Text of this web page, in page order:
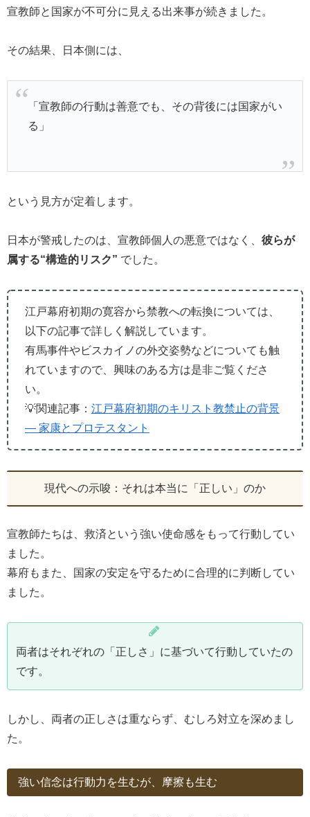
宣教師と国家が不可分に見える出来事が続きました。
その結果、日本側には、
「宣教師の行動は善意でも、その背後には国家がい
る」
という見方が定着します。
日本が警戒したのは、宣教師個人の悪意ではなく、 彼らが
属する“構造的リスク” でした。
江戸幕府初期の寛容から禁教への転換については、
以下の記事で詳しく解説しています。
有馬事件やビスカイノの外交姿勢などについても触
れていますので、興味のある方は是非ご覧くださ
い。
💡関連記事： 江戸幕府初期のキリスト教禁止の背景
― 家康とプロテスタント
現代への示唆：それは本当に「正しい」のか
宣教師たちは、救済という強い使命感をもって行動してい
ました。
幕府もまた、国家の安定を守るために合理的に判断してい
ました。
両者はそれぞれの「正しさ」に基づいて行動していたの
です。
しかし、両者の正しさは重ならず、むしろ対立を深めまし
た。
強い信念は行動力を生むが、摩擦も生む